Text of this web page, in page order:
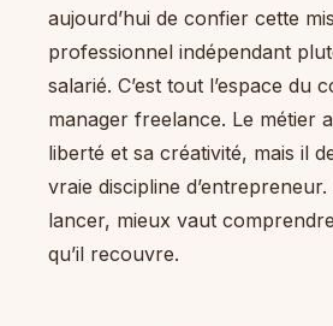
aujourd’hui de confier cette
professionnel indépendant
salarié. C’est tout l’espace du
manager freelance. Le métier
liberté et sa créativité, mais il
vraie discipline
lancer, mieux vaut
qu’il recouvre.